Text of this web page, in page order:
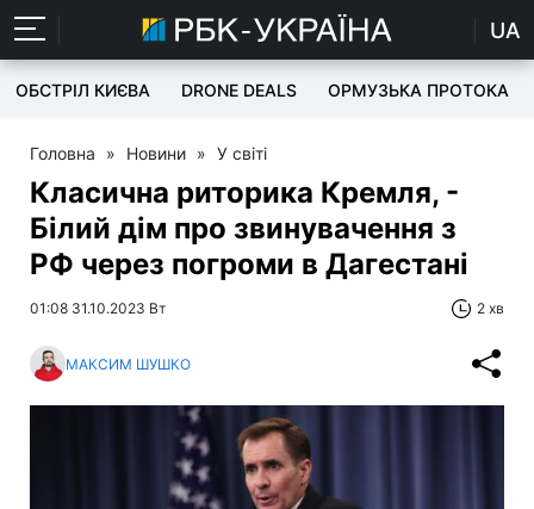
UA
ОБСТРІЛ КИЄВА DRONE DEALS ОРМУЗЬКА ПРОТОКА
Головна » Новини » У світі
Класична риторика Кремля, -
Білий дім про звинувачення з
РФ через погроми в Дагестані
01:08 31.10.2023 Вт 2 хв
МАКСИМ ШУШКО